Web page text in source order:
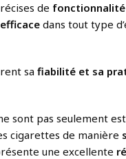
de
dans tout type
sa fiabilité et sa
sont pas seulement
cigarettes de manière
une excellente